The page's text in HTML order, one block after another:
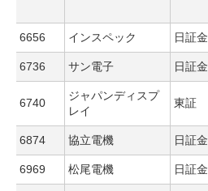
6656 インスペック 日証金
6736 サン電子 日証金
6740
ジャパンディスプ
レイ
東証
6874 協立電機 日証金
6969 松尾電機 日証金